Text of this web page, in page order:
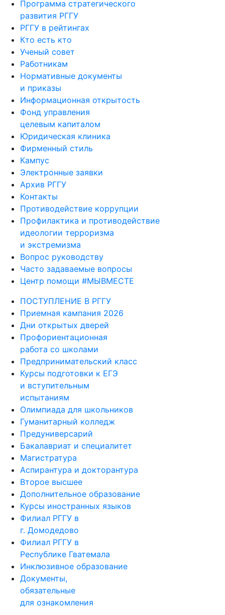
Программа стратегического
развития РГГУ
РГГУ в рейтингах
Кто есть кто
Ученый совет
Работникам
Нормативные документы
и приказы
Информационная открытость
Фонд управления
целевым капиталом
Юридическая клиника
Фирменный стиль
Кампус
Электронные заявки
Архив РГГУ
Контакты
Противодействие коррупции
Профилактика и противодействие
идеологии терроризма
и экстремизма
Вопрос руководству
Часто задаваемые вопросы
Центр помощи #МЫВМЕСТЕ
ПОСТУПЛЕНИЕ В РГГУ
Приемная кампания 2026
Дни открытых дверей
Профориентационная
работа со школами
Предпринимательский класс
Курсы подготовки к ЕГЭ
и вступительным
испытаниям
Олимпиада для школьников
Гуманитарный колледж
Предуниверсарий
Бакалавриат и специалитет
Магистратура
Аспирантура и докторантура
Второе высшее
Дополнительное образование
Курсы иностранных языков
Филиал РГГУ в
г. Домодедово
Филиал РГГУ в
Республике Гватемала
Инклюзивное образование
Документы,
обязательные
для ознакомления